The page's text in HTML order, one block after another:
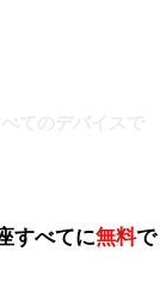
すべてに無料で